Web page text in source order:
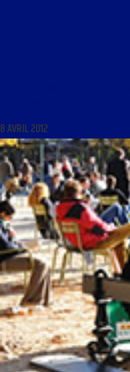
8 AVRIL 2012